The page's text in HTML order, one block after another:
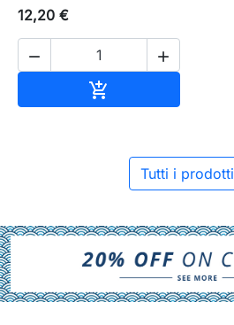
12,20 €
 

Tutti i prodotti